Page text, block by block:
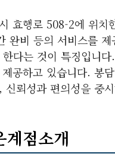
효행로 508-2에 위
완비 등의 서비스를
다는 것이 특징입니
공하고 있습니다. 봉
신뢰성과 편의성을 중
점소개